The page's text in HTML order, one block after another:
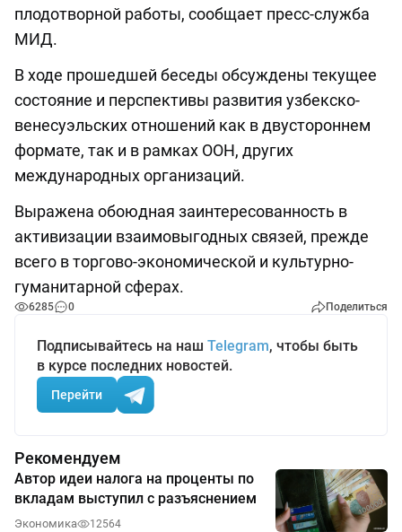
плодотворной работы, сообщает пресс-служба
МИД.
В ходе прошедшей беседы обсуждены текущее
состояние и перспективы развития узбекско-
венесуэльских отношений как в двустороннем
формате, так и в рамках ООН, других
международных организаций.
Выражена обоюдная заинтересованность в
активизации взаимовыгодных связей, прежде
всего в торгово-экономической и культурно-
гуманитарной сферах.
6285 0 Поделиться
Подписывайтесь на наш Telegram, чтобы быть
в курсе последних новостей.
Перейти
Рекомендуем
Автор идеи налога на проценты по
вкладам выступил с разъяснением
Экономика 12564